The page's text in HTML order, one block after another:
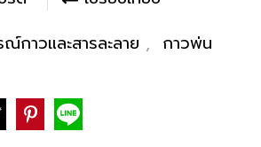
กาวและสารละลาย , กาวพ่น